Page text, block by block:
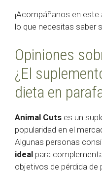
¡Acompáñanos en
lo que necesitas saber
Opiniones
¿El
dieta en
Animal Cuts es un
popularidad en el
Algunas personas
ideal para
objetivos de pérdida de